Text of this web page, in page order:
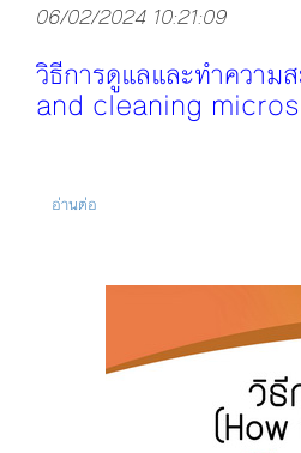
06/02/2024 10:21:09
วิธีการดูแลและทำควา
and cleaning
อ่านต่อ